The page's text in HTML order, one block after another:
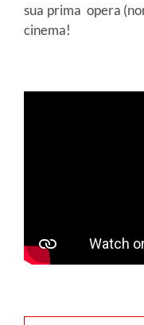
sua prima opera
cinema!